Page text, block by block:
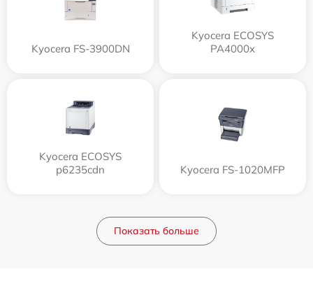
Kyocera FS-3900DN
Kyocera ECOSYS
PA4000x
Kyocera ECOSYS
p6235cdn
Kyocera FS-1020MFP
Показать больше